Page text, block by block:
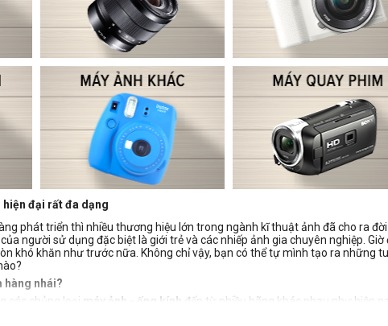
đại rất đa dạng
phát triển thì nhiều thương hiệu lớn trong ngành kĩ thuật ảnh đã cho ra
người sử dụng đặc biệt là giới trẻ và các nhiếp ảnh gia chuyên nghiệp.
khó khăn như trước nữa. Không chỉ vậy, bạn có thể tự mình tạo ra những
hàng nhái?
các chủng loại
máy ảnh - ống kính
đến từ nhiều hãng khác nhau như hiện
là điều không hề dễ dàng. Tốt nhất bạn nên lựa chọn các cửa hàng uy tín